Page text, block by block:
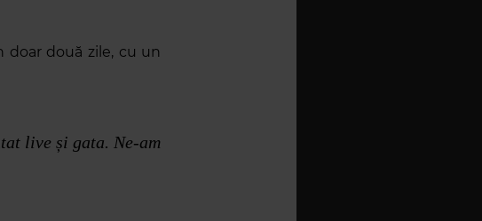
doar două zile, cu un
live și gata. Ne-am